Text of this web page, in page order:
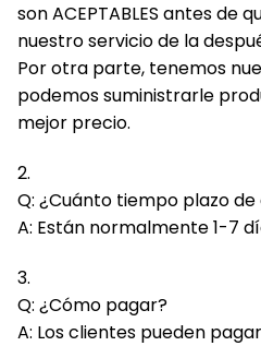
son ACEPTABLES antes de
nuestro servicio de la
Por otra parte, tenemos
podemos suministrarle
mejor precio.
2.
Q: ¿Cuánto tiempo plazo
A: Están normalmente 1-7
3.
Q: ¿Cómo pagar?
A: Los clientes pueden